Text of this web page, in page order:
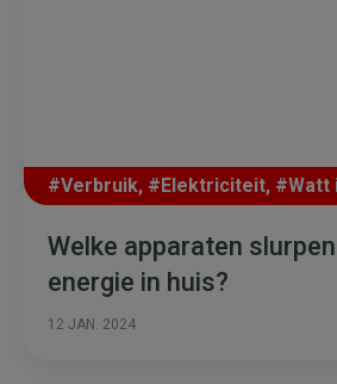
#Verbruik, #Elektriciteit, #Watt
Welke apparaten
energie in huis?
12 JAN. 2024